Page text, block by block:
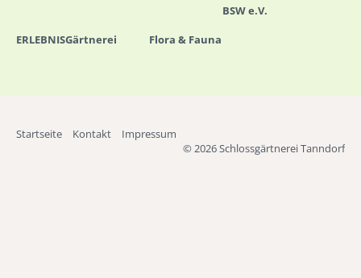
BSW e.V.
ERLEBNISGärtnerei Flora & Fauna
Startseite Kontakt
Impressum
© 2026 Schlossgärtnerei Tanndorf